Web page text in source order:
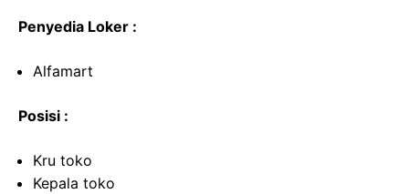
Penyedia Loker :
Alfamart
Posisi :
Kru toko
Kepala toko